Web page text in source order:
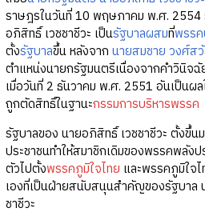
ราษฎรในวันที่ 10 พฤษภาคม พ.ศ. 2554
อภิสิทธิ์ เวชชาชีวะ เป็นรัฐบาลผสมที่พรร
ตั้งรัฐบาลขึ้น หลังจาก นายสมชาย วงศ์ส
ตำแหน่งนายกรัฐมนตรีเนื่องจากคำวินิจฉั
เมื่อวันที่ 2 ธันวาคม พ.ศ. 2551 อันเป็นผ
ถูกตัดสิทธิ์ในฐานะกรรมการบริหารพรรค
รัฐบาลของ นายอภิสิทธิ์ เวชชาชีวะ ตั้งขึ้
ประชาชนทำให้สมาชิกเดิมของพรรคพลัง
ตัวไปตั้งพรรคภูมิใจไทย และพรรคภูมิใจ
เองที่เป็นฝ่ายสนับสนุนสำคัญของรัฐบาล
ชาชีวะ